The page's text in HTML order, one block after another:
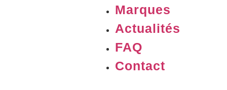
Marques
Actualités
FAQ
Contact